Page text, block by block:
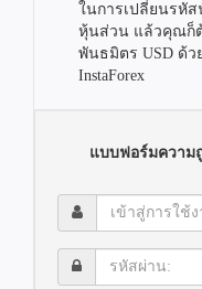
ในการเปลี่ยนรหั
หุ้นส่วน แล้วคุณก็
พันธมิตร USD ด้
InstaForex
แบบฟอร์มความ
เข้า
สู่
การ
ใช้
รหัส
ผ่าน: